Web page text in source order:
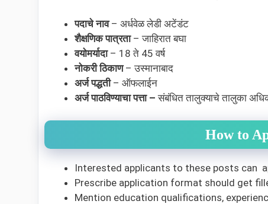
पदाचे नाव– अर्धवेळ लेडी अटेंडंट
शैक्षणिक पात्रता– जाहिरात बघा
वयोमर्यादा – 18 ते 45 वर्ष
नोकरी ठिकाण– उस्मानाबाद
अर्ज पद्धती– ऑफलाईन
अर्ज पाठविण्याचा पत्ता – संबंधित तालुक्याचे तालुका
How to
Interested applicants to these posts can
Prescribe application format should get
Mention education qualifications,